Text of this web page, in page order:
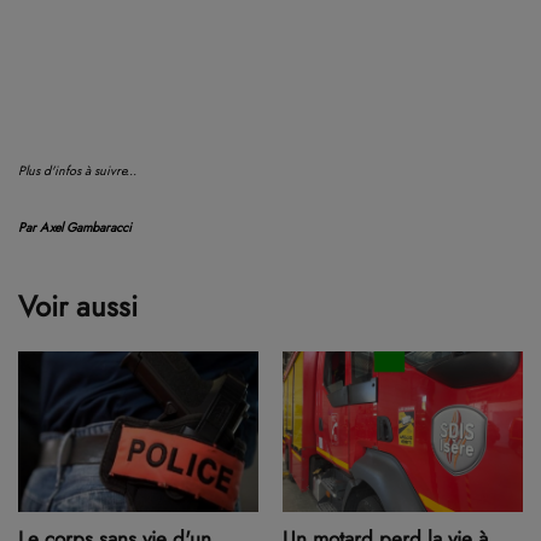
Plus d'infos à suivre...
Par Axel Gambaracci
Voir aussi